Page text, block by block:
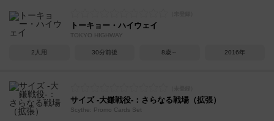
トーキョー・ハイウェイ
TOKYO HIGHWAY
2人用 30分前後 8歳～ 2016年
サイズ -大鎌戦役-：さらなる戦場（拡張）
Scythe: Promo Cards Set